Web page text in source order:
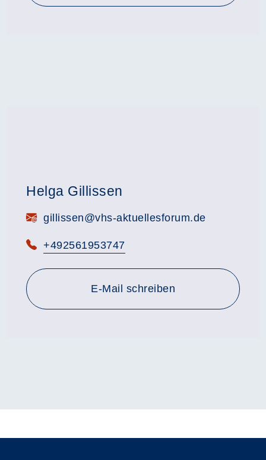
Helga Gillissen
E-Mail:gillissen@vhs-aktuellesforum.de
Telefon:
+492561953747
E-Mail schreiben